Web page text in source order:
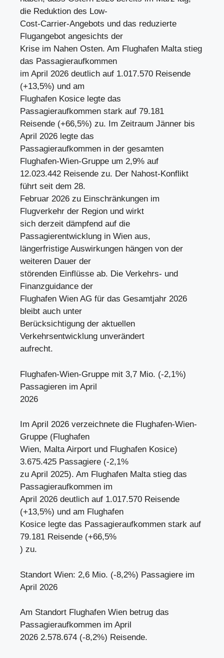
die Reduktion des Low-
Cost-Carrier-Angebots und das reduzierte
Flugangebot angesichts der
Krise im Nahen Osten. Am Flughafen Malta stieg
das Passagieraufkommen
im April 2026 deutlich auf 1.017.570 Reisende
(+13,5%) und am
Flughafen Kosice legte das
Passagieraufkommen stark auf 79.181
Reisende (+66,5%) zu. Im Zeitraum Jänner bis
April 2026 legte das
Passagieraufkommen in der gesamten
Flughafen-Wien-Gruppe um 2,9% auf
12.023.442 Reisende zu. Der Nahost-Konflikt
führt seit dem 28.
Februar 2026 zu Einschränkungen im
Flugverkehr der Region und wirkt
sich derzeit dämpfend auf die
Passagierentwicklung in Wien aus,
längerfristige Auswirkungen hängen von der
weiteren Dauer der
störenden Einflüsse ab. Die Verkehrs- und
Finanzguidance der
Flughafen Wien AG für das Gesamtjahr 2026
bleibt auch unter
Berücksichtigung der aktuellen
Verkehrsentwicklung unverändert
aufrecht.
Flughafen-Wien-Gruppe mit 3,7 Mio. (-2,1%)
Passagieren im April
2026
Im April 2026 verzeichnete die Flughafen-Wien-
Gruppe (Flughafen
Wien, Malta Airport und Flughafen Kosice)
3.675.425 Passagiere (-2,1%
zu April 2025). Am Flughafen Malta stieg das
Passagieraufkommen im
April 2026 deutlich auf 1.017.570 Reisende
(+13,5%) und am Flughafen
Kosice legte das Passagieraufkommen stark auf
79.181 Reisende (+66,5%
) zu.
Standort Wien: 2,6 Mio. (-8,2%) Passagiere im
April 2026
Am Standort Flughafen Wien betrug das
Passagieraufkommen im April
2026 2.578.674 (-8,2%) Reisende.